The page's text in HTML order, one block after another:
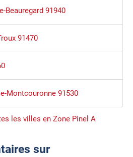
Beauregard 91940
91470
Montcouronne 91530
les villes en Zone Pinel A
sur